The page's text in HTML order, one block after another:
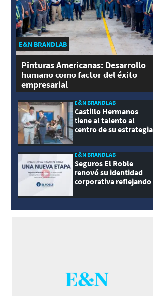
E&N BRANDLAB
Pinturas Americanas: Desarrollo
humano como factor del éxito
empresarial
E&N BRANDLAB
Castillo Hermanos
tiene al talento al
centro de su estrategia
E&N BRANDLAB
Seguros El Roble
renovó su identidad
corporativa reflejando
modernidad